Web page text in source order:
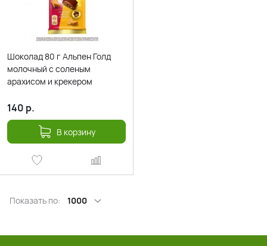
Шоколад 80 г Альпен Голд
молочный с соленым
арахисом и крекером
140 р.
В корзину
Показать по: 1000